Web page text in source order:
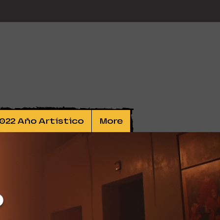
Año Artístico More